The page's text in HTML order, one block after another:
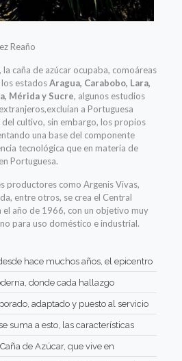
Reaño
, la caña de azúcar ocupaba, comoáreas
losestadosAragua, Carabobo, Lara,
Mériday Sucre, algunos estudios
extranjeros,excluían a Portuguesa
del cultivo, sin embargo, los propios
una base del componente
tecnológica que en materia de
Portuguesa.
productores como Argenis Vivas,
entre otros, se crea el Central
el año de 1966, con un objetivo muy
o para uso doméstico e industrial.
hace muchos años, el epicentro
donde cada hallazgo
adaptado y puesto al servicio
suma a esto, las características
de Azúcar, quevive en